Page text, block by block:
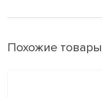
Похожие товары